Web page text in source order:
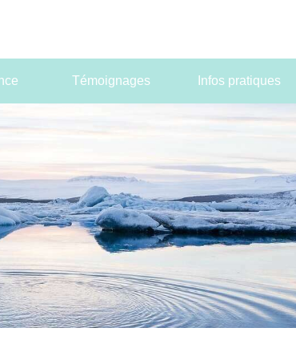
Témoignages Infos pratiques